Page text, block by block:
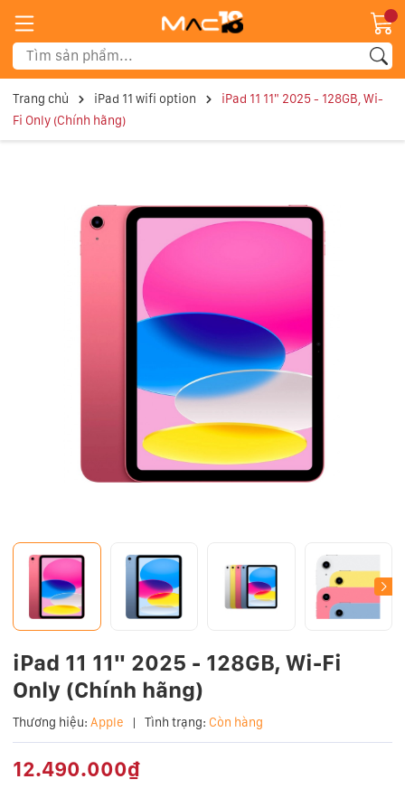
Trang chủ iPad 11 wifi option
iPad 11 11" 2025 - 128GB, Wi-
Fi Only (Chính hãng)
iPad 11 11" 2025 - 128GB, Wi-Fi
Only (Chính hãng)
Thương hiệu: Apple | Tình trạng: Còn hàng
12.490.000₫